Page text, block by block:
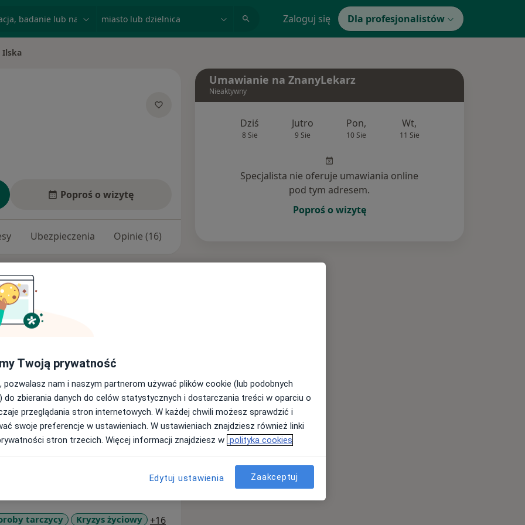
Zaloguj się Dla profesjonalistów
Ilska
Poproś o wizytę
Ubezpieczenia Opinie (16)
Uniwersytetu SWPS ze
związanych z regulacją stresu oraz
staż zawodowy w
naturalnej.
Mindfulness we współpracy z
podyplomowe z zakresu Interwencji
rozwoju osobistym oraz w trudnych
oraz wybrane techniki
tarczycy Kryzys życiowy +16a11y_sr_more_diseases
Umawianie na ZnanyLekarz
Nieaktywny
Dziś
8 Sie
Jutro
9 Sie
Pon,
10 Sie
Wt,
11 Sie
Specjalista nie oferuje umawiania online
pod tym adresem.
Poproś o wizytę
Twoją prywatność
pozwalasz nam i naszym partnerom używać plików cookie (lub podobnych
do zbierania danych do celów statystycznych i dostarczania treści w oparciu o
przeglądania stron internetowych. W każdej chwili możesz sprawdzić i
swoje preferencje w ustawieniach. W ustawieniach znajdziesz również linki
stron trzecich. Więcej informacji znajdziesz w polityka cookies
Edytuj ustawienia Zaakceptuj